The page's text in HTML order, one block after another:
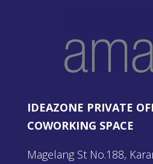
IDEAZONE PRIVATE
COWORKING SPACE
Magelang St No.188,